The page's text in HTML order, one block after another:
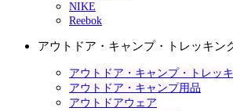
NIKE
Reebok
アウトドア・キャンプ・トレッキン
アウトドア・キャンプ・トレッ
アウトドア・キャンプ用品
アウトドアウェア